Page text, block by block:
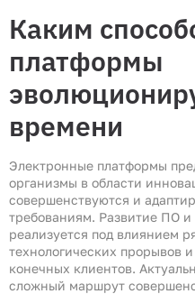
Каким
платформы
времени
Электронные платформы
организмы в области
совершенствуются и
требованиям. Развитие ПО
реализуется под влиянием
технологических прорывов
конечных клиентов.
сложный маршрут